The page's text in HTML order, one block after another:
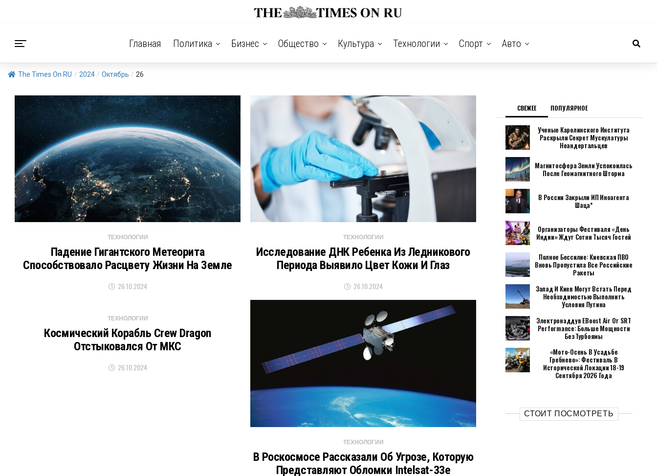
Главная Политика Бизнес Общество Культура Технологии Спорт Авто
The Times On RU / 2024 / Октябрь / 26
ТЕХНОЛОГИИ
Падение Гигантского Метеорита
Способствовало Расцвету Жизни На Земле
26.10.2024
ТЕХНОЛОГИИ
Исследование ДНК Ребенка Из Ледникового
Периода Выявило Цвет Кожи И Глаз
26.10.2024
ТЕХНОЛОГИИ
Космический Корабль Crew Dragon
Отстыковался От МКС
26.10.2024
ТЕХНОЛОГИИ
В Роскосмосе Рассказали Об Угрозе, Которую
Представляют Обломки Intelsat-33e
СВЕЖЕЕ ПОПУЛЯРНОЕ
Ученые Каролинского Института
Раскрыли Секрет Мускулатуры
Неандертальцев
Магнитосфера Земли Успокоилась
После Геомагнитного Шторма
В России Закрыли ИП Иноагента
Шаца*
Организаторы Фестиваля «День
Индии» Ждут Сотни Тысяч Гостей
Полное Бессилие: Киевская ПВО
Вновь Пропустила Все Российские
Ракеты
Запад И Киев Могут Встать Перед
Необходимостью Выполнить
Условия Путина
Электронаддув EBoost Air От SRT
Performance: Больше Мощности
Без Турбоямы
«Мото-Осень В Усадьбе
Гребнево»: Фестиваль В
Исторической Локации 18-19
Сентября 2026 Года
СТОИТ ПОСМОТРЕТЬ